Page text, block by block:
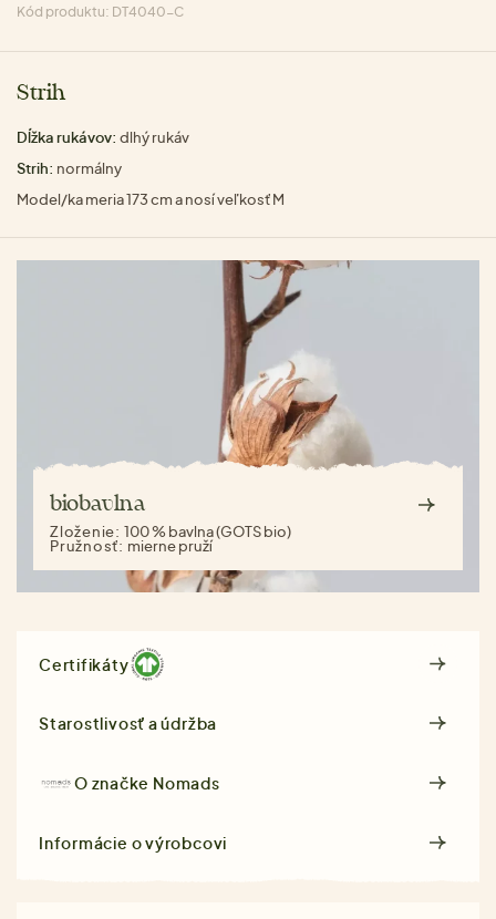
Kód produktu: DT4040-C
Strih
Dĺžka rukávov: dlhý rukáv
Strih: normálny
Model/ka meria 173 cm a nosí veľkosť M
biobavlna
Zloženie: 100 % bavlna (GOTS bio)
Pružnosť: mierne pruží
Certifikáty
Starostlivosť a údržba
O značke Nomads
Informácie o výrobcovi